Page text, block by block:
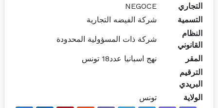
التجاري
NEGOCE
التسمية
شركة الفيضه التجارية
النظام
القانوني
شركة ذات المسؤولية المحدودة
المقر
نهج اسبانيا عدد18 تونس
الترقيم
البريدي
الولاية
تونس